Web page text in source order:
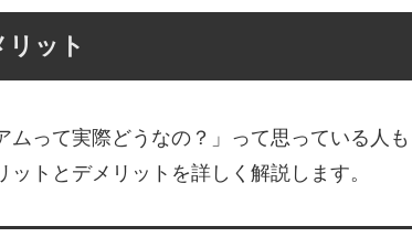
ット
ムって実際どうなの？」って思っている人も
トとデメリットを詳しく解説します。